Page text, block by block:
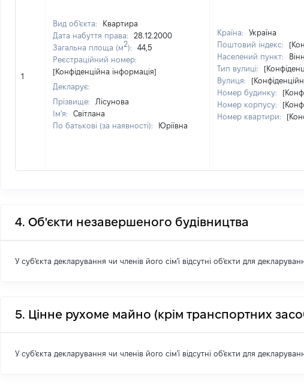
1
Вид об'єкта:
Квартира
Дата набуття права:
28.12.2000
Загальна площа (м2):
44,5
Реєстраційний номер:
[Конфіденційна інформація]
Декларує:
Прізвище:
Лісунова
Ім'я:
Світлана
По батькові (за наявності):
Юріївна
Країна:
Україна
Поштовий індекс:
Населений пункт:
Тип вулиці:
Вулиця:
Номер будинку:
Номер корпусу:
Номер квартири:
4. Об'єкти незавершеного будівництва
У суб'єкта декларування чи членів його сім'ї відсутні об'єкти для
5. Цінне рухоме майно (крім транспортних
У суб'єкта декларування чи членів його сім'ї відсутні об'єкти для